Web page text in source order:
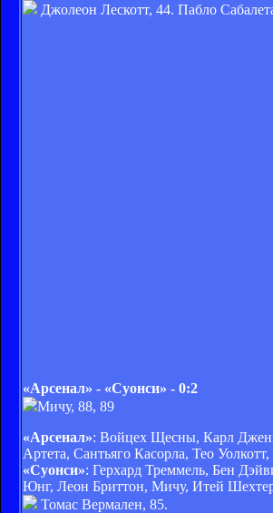
Джолеон Лескотт, 44. Пабло
«Арсенал» - «Суонси» - 0:2
Мичу, 88, 89
«Арсенал»: Войцех Щесны, Карл
Артета, Сантьяго Касорла, Тео
«Суонси»: Герхард Треммель, Бен
Юнг, Леон Бриттон, Мичу, Итей
Томас Вермален, 85.